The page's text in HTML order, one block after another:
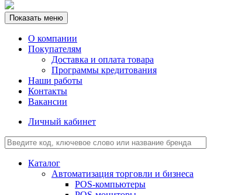
Показать меню
О компании
Покупателям
Доставка и оплата товара
Программы кредитования
Наши работы
Контакты
Вакансии
Личный кабинет
Каталог
Автоматизация торговли и бизнеса
POS-компьютеры